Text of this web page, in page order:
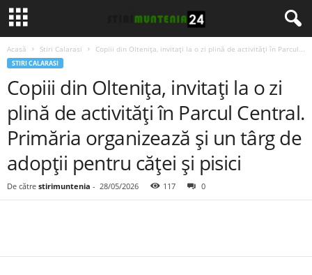
Acasă Stiri Calarasi Copiii din Oltenița, invitați la o zi plină de activități în Parcul...
STIRI CALARASI
Copiii din Oltenița, invitați la o zi
plină de activități în Parcul Central.
Primăria organizează și un târg de
adopții pentru căței și pisici
De către stirimuntenia - 28/05/2026 117 0